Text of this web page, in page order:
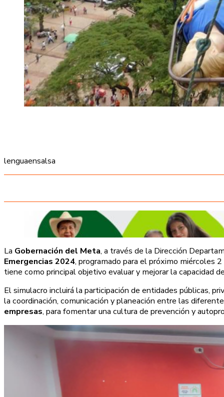
lenguaensalsa
La Gobernación del Meta, a través de la Dirección
Emergencias 2024, programado para el próximo miércoles
tiene como principal objetivo evaluar y mejorar la capacidad
El simulacro incluirá la participación de entidades públicas,
la coordinación, comunicación y planeación entre las
empresas, para fomentar una cultura de prevención y